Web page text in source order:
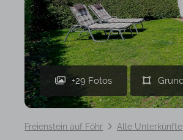
+29 Fotos
Freienstein auf Föhr Alle Unterkünfte